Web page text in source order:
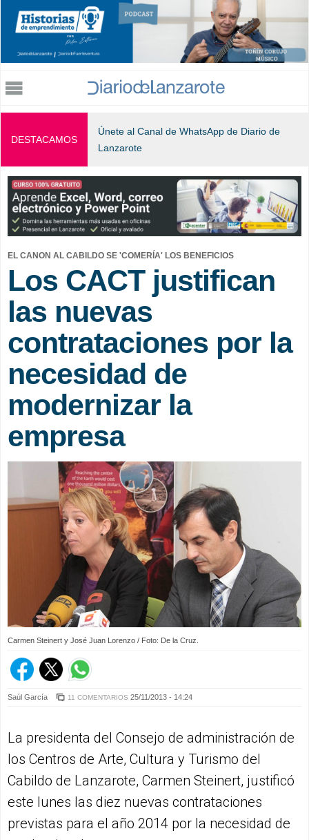
Jump to navigation
DESTACAMOS
Únete al Canal de WhatsApp de Diario de
Lanzarote
EL CANON AL CABILDO SE 'COMERÍA' LOS BENEFICIOS
Los CACT justifican
las nuevas
contrataciones por la
necesidad de
modernizar la
empresa
Carmen Steinert y José Juan Lorenzo / Foto: De la Cruz.
Saúl García 11 COMENTARIOS 25/11/2013 - 14:24
La presidenta del Consejo de administración de
los Centros de Arte, Cultura y Turismo del
Cabildo de Lanzarote, Carmen Steinert, justificó
este lunes las diez nuevas contrataciones
previstas para el año 2014 por la necesidad de